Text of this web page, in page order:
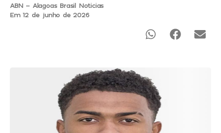
ABN - Alagoas Brasil Noticias
Em 12 de junho de 2026